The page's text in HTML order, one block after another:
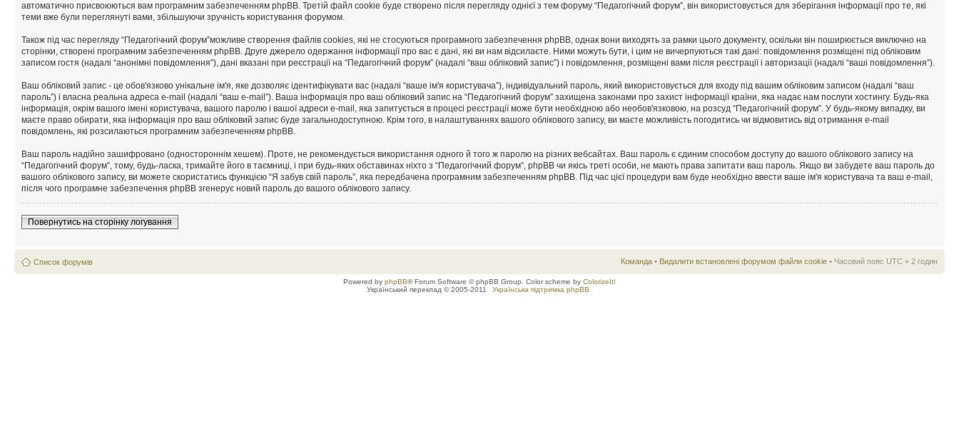
автоматично присвоюються вам програмним забезпеченням phpBB. Третій файл cookie буде створено після перегляду однієї з тем форуму “Педагогічний форум”, він використовується для зберігання інформації про те, які
теми вже були переглянуті вами, збільшуючи зручність користування форумом.
Також під час перегляду “Педагогічний форум”можливе створення файлів cookies, які не стосуються програмного забезпечення phpBB, однак вони виходять за рамки цього документу, оскільки він поширюється виключно на
сторінки, створені програмним забезпеченням phpBB. Друге джерело одержання інформації про вас є дані, які ви нам відсилаєте. Ними можуть бути, і цим не вичерпуються такі дані: повідомлення розміщені під обліковим
записом гостя (надалі “анонімні повідомлення”), дані вказані при реєстрації на “Педагогічний форум” (надалі “ваш обліковий запис”) і повідомлення, розміщені вами після реєстрації і авторизації (надалі “ваші повідомлення”).
Ваш обліковий запис - це обов'язково унікальне ім'я, яке дозволяє ідентифікувати вас (надалі “ваше ім'я користувача”), індивідуальний пароль, який використовується для входу під вашим обліковим записом (надалі “ваш
пароль”) і власна реальна адреса e-mail (надалі “ваш e-mail”). Ваша інформація про ваш обліковий запис на “Педагогічний форум” захищена законами про захист інформації країни, яка надає нам послуги хостингу. Будь-яка
інформація, окрім вашого імені користувача, вашого паролю і вашої адреси e-mail, яка запитується в процесі реєстрації може бути необхідною або необов'язковою, на розсуд “Педагогічний форум”. У будь-якому випадку, ви
маєте право обирати, яка інформація про ваш обліковий запис буде загальнодоступною. Крім того, в налаштуваннях вашого облікового запису, ви маєте можливість погодитись чи відмовитись від отримання e-mail
повідомлень, які розсилаються програмним забезпеченням phpBB.
Ваш пароль надійно зашифровано (одностороннім хешем). Проте, не рекомендується використання одного й того ж паролю на різних вебсайтах. Ваш пароль є єдиним способом доступу до вашого облікового запису на
“Педагогічний форум”, тому, будь-ласка, тримайте його в таємниці, і при будь-яких обставинах ніхто з “Педагогічний форум”, phpBB чи якісь треті особи, не мають права запитати ваш пароль. Якщо ви забудете ваш пароль до
вашого облікового запису, ви можете скористатись функцією “Я забув свій пароль”, яка передбачена програмним забезпеченням phpBB. Під час цієї процедури вам буде необхідно ввести ваше ім'я користувача та ваш e-mail,
після чого програмне забезпечення phpBB згенерує новий пароль до вашого облікового запису.
Повернутись на сторінку логування
Список форумів Команда • Видалити встановлені форумом файли cookie • Часовий пояс UTC + 2 годин
Powered by phpBB® Forum Software © phpBB Group. Color scheme by ColorizeIt!
Український переклад © 2005-2011
Українська підтримка phpBB